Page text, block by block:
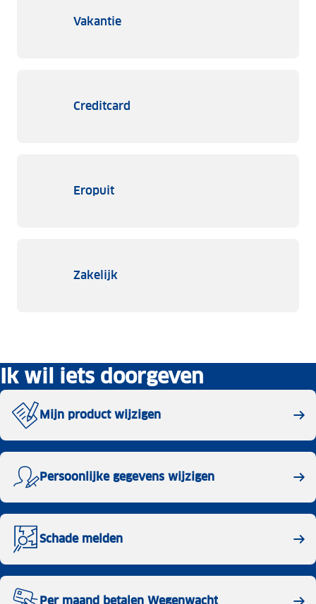
Vakantie
Creditcard
Eropuit
Zakelijk
Ik wil iets doorgeven
Mijn product wijzigen
Persoonlijke gegevens wijzigen
Schade melden
Per maand betalen Wegenwacht